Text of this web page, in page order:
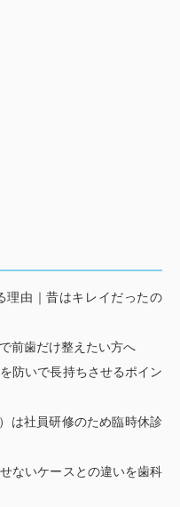
理由｜昔はキレイだったの
前歯だけ整えたい方へ
防いで長持ちさせるポイン
は社員研修のため臨時休診
ないケースとの違いを歯科